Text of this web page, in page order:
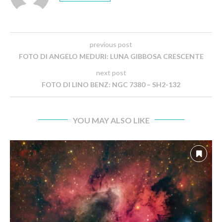
previous post
FOTO DI ANGELO MEDURI: LUNA GIBBOSA CRESCENTE
next post
FOTO DI LINO BENZ: NGC 7380 – SH2-132
YOU MAY ALSO LIKE